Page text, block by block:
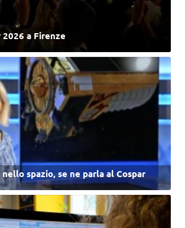
a Firenze
spazio, se ne parla al Cospar